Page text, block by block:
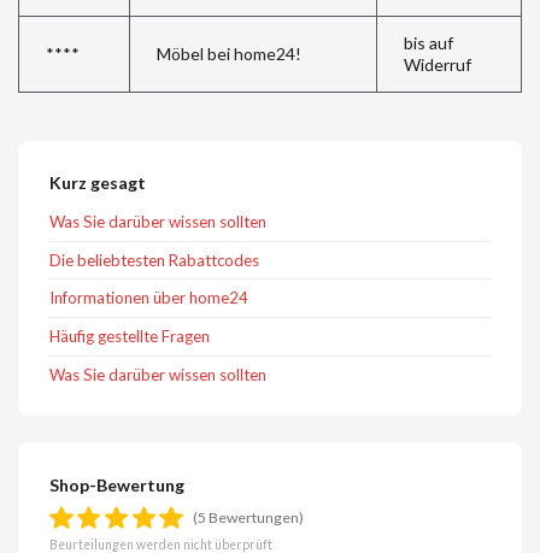
**** Möbel bei home24!
bis auf
Widerruf
Kurz gesagt
Was Sie darüber wissen sollten
Die beliebtesten Rabattcodes
Informationen über home24
Häufig gestellte Fragen
Was Sie darüber wissen sollten
Shop-Bewertung
(5 Bewertungen)
Beurteilungen werden nicht überprüft